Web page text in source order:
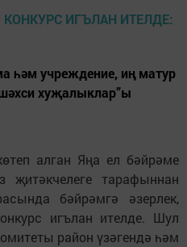
һәм учреждение, иң матур
хуҗалыклар”ы
алган Яңа ел бәйрәме
җитәкчелеге тарафыннан
бәйрәмгә әзерлек,
игълан ителде. Шул
район үзәгендә һәм